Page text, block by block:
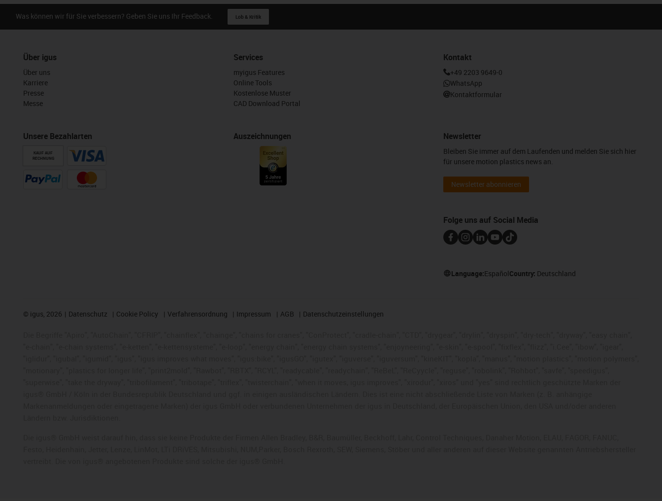
Was können wir für Sie verbessern? Geben Sie uns Ihr Feedback. Lob & Kritik
Über igus
Über uns
Karriere
Presse
Messe
Unsere Bezahlarten
KAUF AUF
RECHNUNG
Services
myigus Features
Online Tools
Kostenlose Muster
CAD Download Portal
Auszeichnungen
Kontakt
+49 2203 9649-0
WhatsApp
Kontaktformular
Newsletter
Bleiben Sie immer auf dem Laufenden und melden Sie sich hier
für unsere motion plastics news an.
Newsletter abonnieren
Folge uns auf Social Media
Language:EspañolCountry: Deutschland
© igus, 2026 Datenschutz Cookie Policy Verfahrensordnung Impressum AGB Datenschutzeinstellungen